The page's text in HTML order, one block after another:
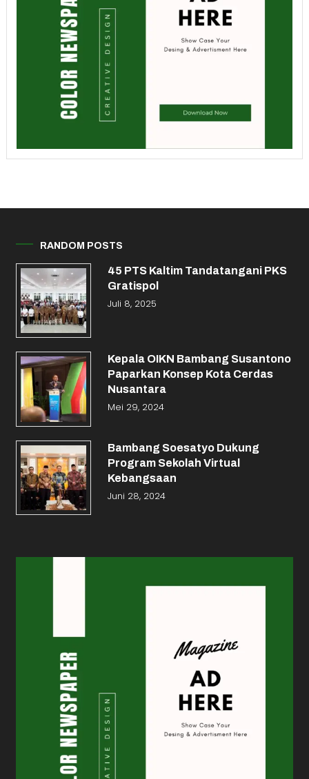
RANDOM POSTS
45 PTS Kaltim Tandatangani PKS
Gratispol
Juli 8, 2025
Kepala OIKN Bambang Susantono
Paparkan Konsep Kota Cerdas
Nusantara
Mei 29, 2024
Bambang Soesatyo Dukung
Program Sekolah Virtual
Kebangsaan
Juni 28, 2024